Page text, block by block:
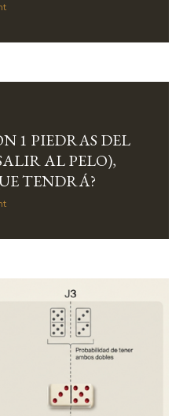
1 PIEDRAS DEL
AL PELO),
TENDRÁ?